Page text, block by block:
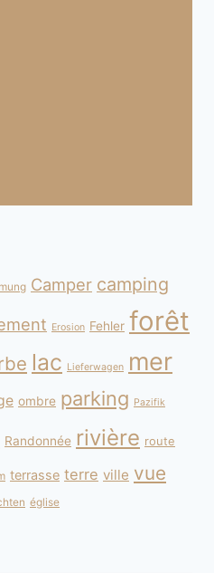
Camper camping
Erosion Fehler forêt
lac Lieferwagen mer
ombre parking Pazifik
Randonnée rivière route
terrasse terre ville vue
église